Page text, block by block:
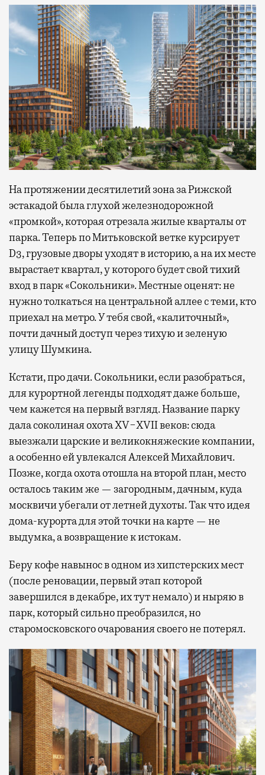
На протяжении десятилетий зона за Рижской
эстакадой была глухой железнодорожной
«промкой», которая отрезала жилые кварталы от
парка. Теперь по Митьковской ветке курсирует
D3, грузовые дворы уходят в историю, а на их месте
вырастает квартал, у которого будет свой тихий
вход в парк «Сокольники». Местные оценят: не
нужно толкаться на центральной аллее с теми, кто
приехал на метро. У тебя свой, «калиточный»,
почти дачный доступ через тихую и зеленую
улицу Шумкина.
Кстати, про дачи. Сокольники, если разобраться,
для курортной легенды подходят даже больше,
чем кажется на первый взгляд. Название парку
дала соколиная охота XV−XVII веков: сюда
выезжали царские и великокняжеские компании,
а особенно ей увлекался Алексей Михайлович.
Позже, когда охота отошла на второй план, место
осталось таким же — загородным, дачным, куда
москвичи убегали от летней духоты. Так что идея
дома-курорта для этой точки на карте — не
выдумка, а возвращение к истокам.
Беру кофе навынос в одном из хипстерских мест
(после реновации, первый этап которой
завершился в декабре, их тут немало) и ныряю в
парк, который сильно преобразился, но
старомосковского очарования своего не потерял.